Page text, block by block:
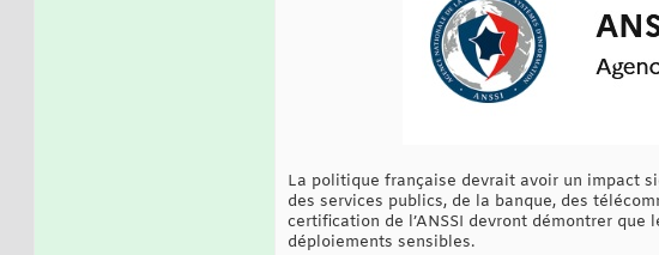
La politique française devrait avoir un impact
des services publics, de la banque, des
certification de l’ANSSI devront démontrer que
déploiements sensibles.